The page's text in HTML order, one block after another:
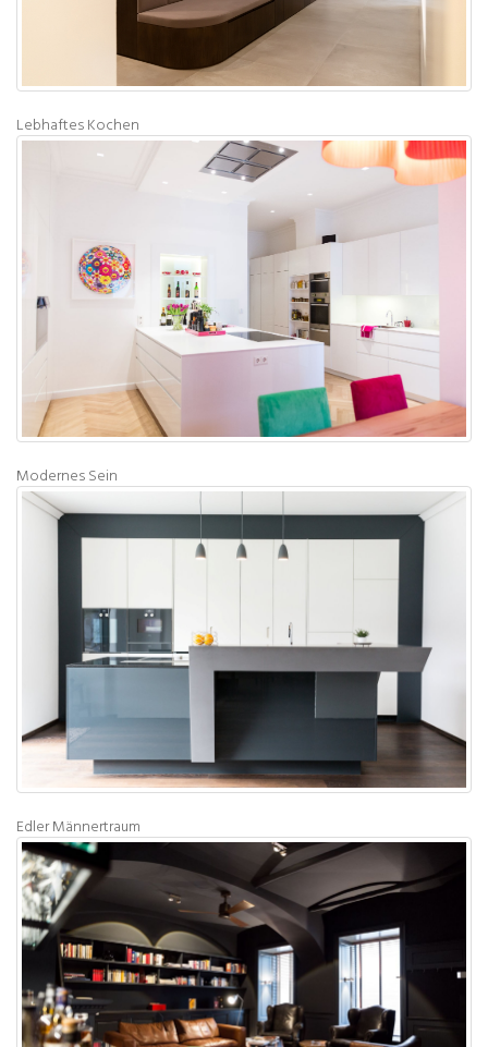
Lebhaftes Kochen
Modernes Sein
Edler Männertraum